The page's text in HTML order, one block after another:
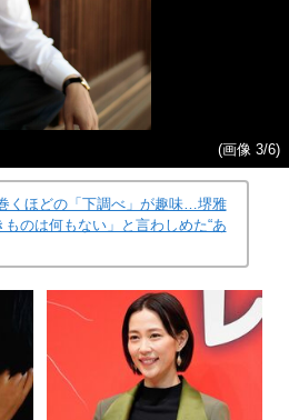
(画像 3/6)
くほどの「下調べ」が趣味…堺雅
のは何もない」と言わしめた“あ